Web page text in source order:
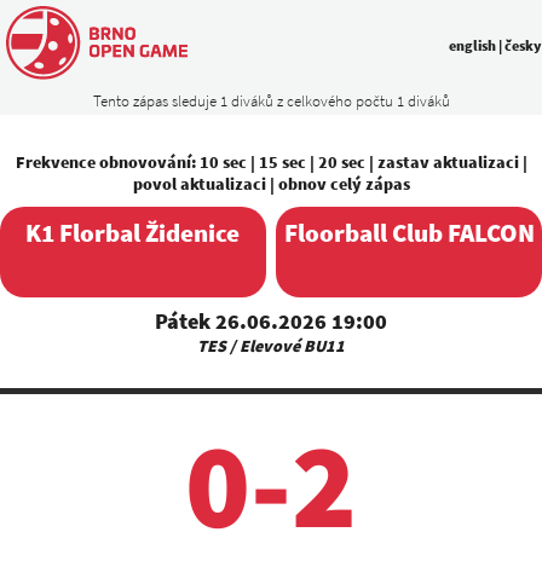
Tento zápas sleduje 1 diváků z celkového počtu 1 diváků
english |česky
Frekvence obnovování: 10 sec | 15 sec | 20 sec | zastav aktualizaci|
povol aktualizaci| obnov celý zápas
K1 Florbal Židenice
Pátek 26.06.2026 19:00
TES / Elevové BU11
Floorball Club FALCON
0-2